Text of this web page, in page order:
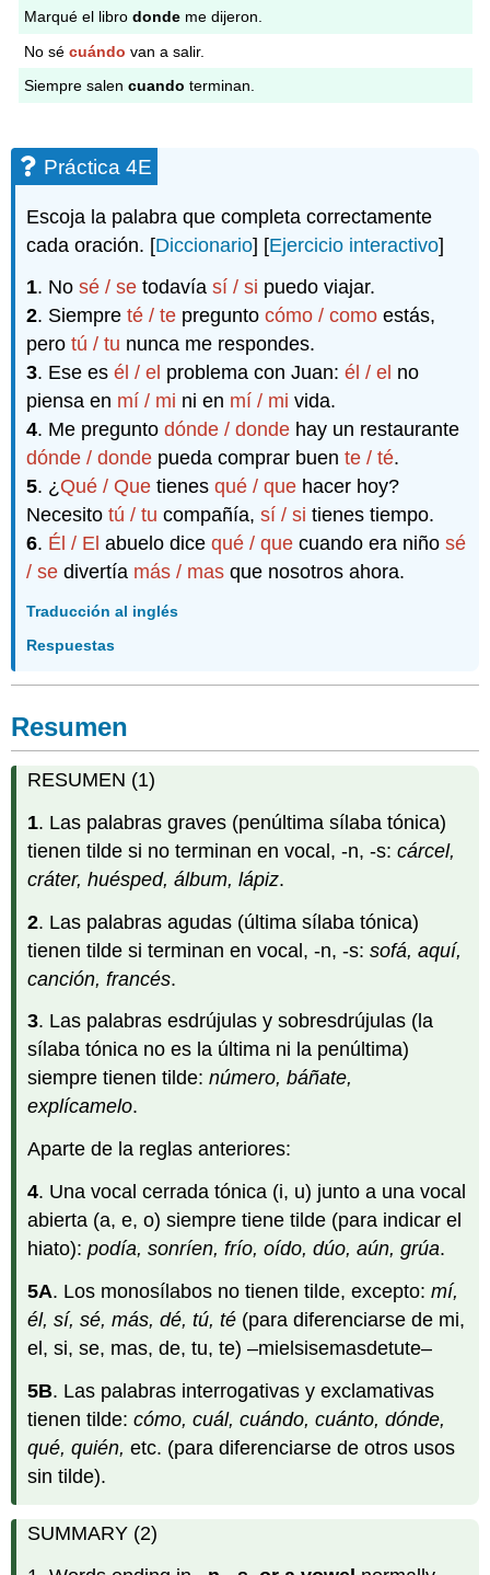
Marqué el librodonde me dijeron.
No sécuándo van a salir.
Siempre salencuando terminan.
Práctica 4E
Escoja la palabra que completa correctamente
cada oración. [Diccionario] [Ejercicio interactivo]
1. Nosé / se todavíasí / si puedo viajar.
2. Siempreté / te preguntocómo / como estás,
perotú / tu nunca me respondes.
3. Ese esél / el problema con Juan:él / el no
piensa en mí / mi ni en mí / mi vida.
4. Me preguntodónde / donde hay un restaurante
dónde / donde pueda comprar buente / té.
5. ¿Qué / Que tienesqué / que hacer hoy?
Necesitotú / tu compañía,sí / si tienes tiempo.
6. Él / El abuelo dicequé / que cuando era niñosé
/ se divertía más / mas que nosotros ahora.
Traducción al inglés
Respuestas
Resumen
RESUMEN (1)
1. Las palabras graves (penúltima sílaba tónica)
tienen tilde si no terminan en vocal, -n, -s:cárcel,
cráter, huésped, álbum, lápiz.
2. Las palabras agudas (última sílaba tónica)
tienen tilde si terminan en vocal, -n, -s:sofá, aquí,
canción, francés.
3. Las palabras esdrújulas y sobresdrújulas (la
sílaba tónica no es la última ni la penúltima)
siempre tienen tilde:número, báñate,
explícamelo.
Aparte de la reglas anteriores:
4. Una vocal cerrada tónica (i, u) junto a una vocal
abierta (a, e, o) siempre tiene tilde (para indicar el
hiato):podía, sonríen, frío, oído, dúo, aún, grúa.
5A. Los monosílabos no tienen tilde, excepto:mí,
él, sí, sé, más, dé, tú, té (para diferenciarse de mi,
el, si, se, mas, de, tu, te) –mielsisemasdetute–
5B. Las palabras interrogativas y exclamativas
tienen tilde:cómo, cuál, cuándo, cuánto, dónde,
qué, quién, etc. (para diferenciarse de otros usos
sin tilde).
SUMMARY (2)